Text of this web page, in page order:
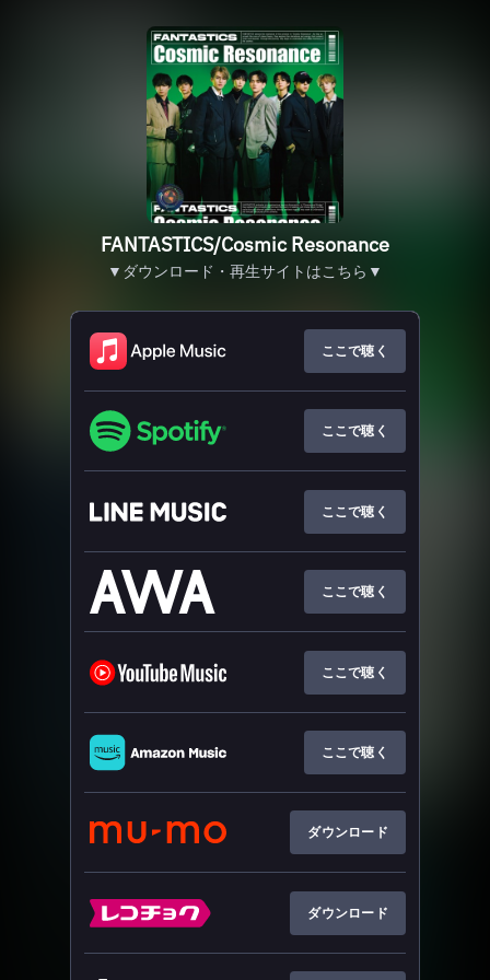
FANTASTICS/Cosmic Resonance
▼ダウンロード・再生サイトはこちら▼
ここで聴く
ここで聴く
ここで聴く
ここで聴く
ここで聴く
ここで聴く
ダウンロード
ダウンロード